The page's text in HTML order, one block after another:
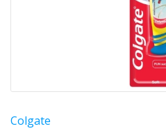
Colgate